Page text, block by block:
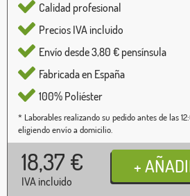
Calidad profesional
Precios IVA incluido
Envío desde 3,80 € pensínsula
Fabricada en España
100% Poliéster
* Laborables realizando su pedido antes de las
eligiendo envío a domicilio.
18,37 €
IVA incluido